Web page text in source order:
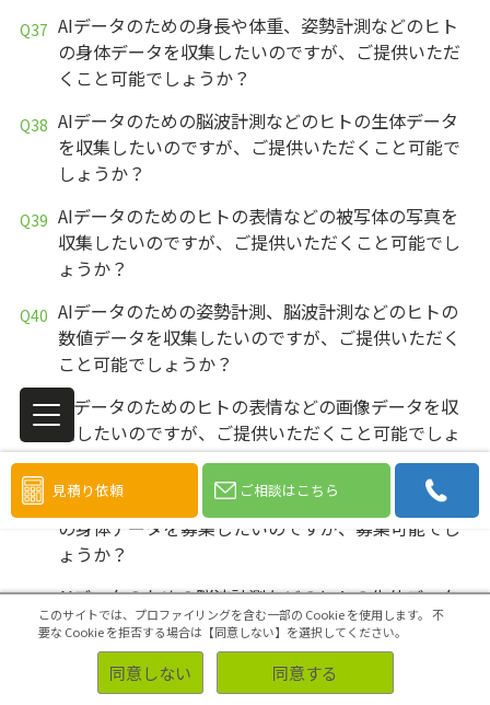
AIデータのための身長や体重、姿勢計測などのヒト
の身体データを収集したいのですが、ご提供いただ
くこと可能でしょうか？
AIデータのための脳波計測などのヒトの生体データ
を収集したいのですが、ご提供いただくこと可能で
しょうか？
AIデータのためのヒトの表情などの被写体の写真を
収集したいのですが、ご提供いただくこと可能でし
ょうか？
AIデータのための姿勢計測、脳波計測などのヒトの
数値データを収集したいのですが、ご提供いただく
こと可能でしょうか？
AIデータのためのヒトの表情などの画像データを収
集したいのですが、ご提供いただくこと可能でしょ
うか？
AIデータのための身長や体重、姿勢計測などのヒト
の身体データを募集したいのですが、募集可能でし
ょうか？
AIデータのための脳波計測などのヒトの生体データ
を募集したいのですが、募集可能でしょうか？
AIデータのためのヒトの表情などの被写体の写真を
募集したいのですが、募集可能でしょうか？
見積り依頼 ご相談はこちら
このサイトでは、プロファイリングを含む一部の Cookie を使用します。 不
要な Cookie を拒否する場合は【同意しない】を選択してください。
同意しない 同意する